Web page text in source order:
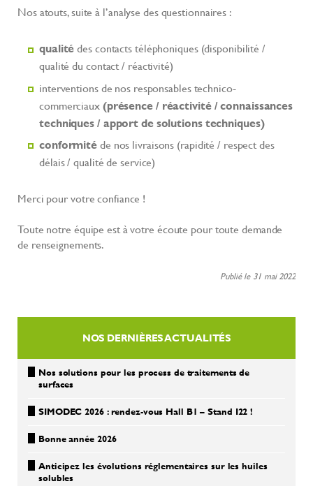
Nos atouts, suite à l’analyse des questionnaires :
qualitédes contacts téléphoniques (disponibilité /
qualité du contact / réactivité)
interventions de nos responsables technico-
commerciaux(présence / réactivité / connaissances
techniques / apport de solutions techniques)
conformitéde nos livraisons (rapidité / respect des
délais / qualité de service)
Merci pour votre confiance !
Toute notre équipe est à votre écoute pour toute demande
de renseignements.
Publié le 31 mai 2022
NOS DERNIÈRES ACTUALITÉS
Nos solutions pour les process de traitements de
surfaces
SIMODEC 2026 : rendez-vous Hall B1 – Stand I22 !
Bonne année 2026
Anticipez les évolutions réglementaires sur les huiles
solubles